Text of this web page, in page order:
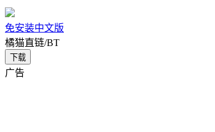
免安装中文版
橘猫直链/BT
下载
广告